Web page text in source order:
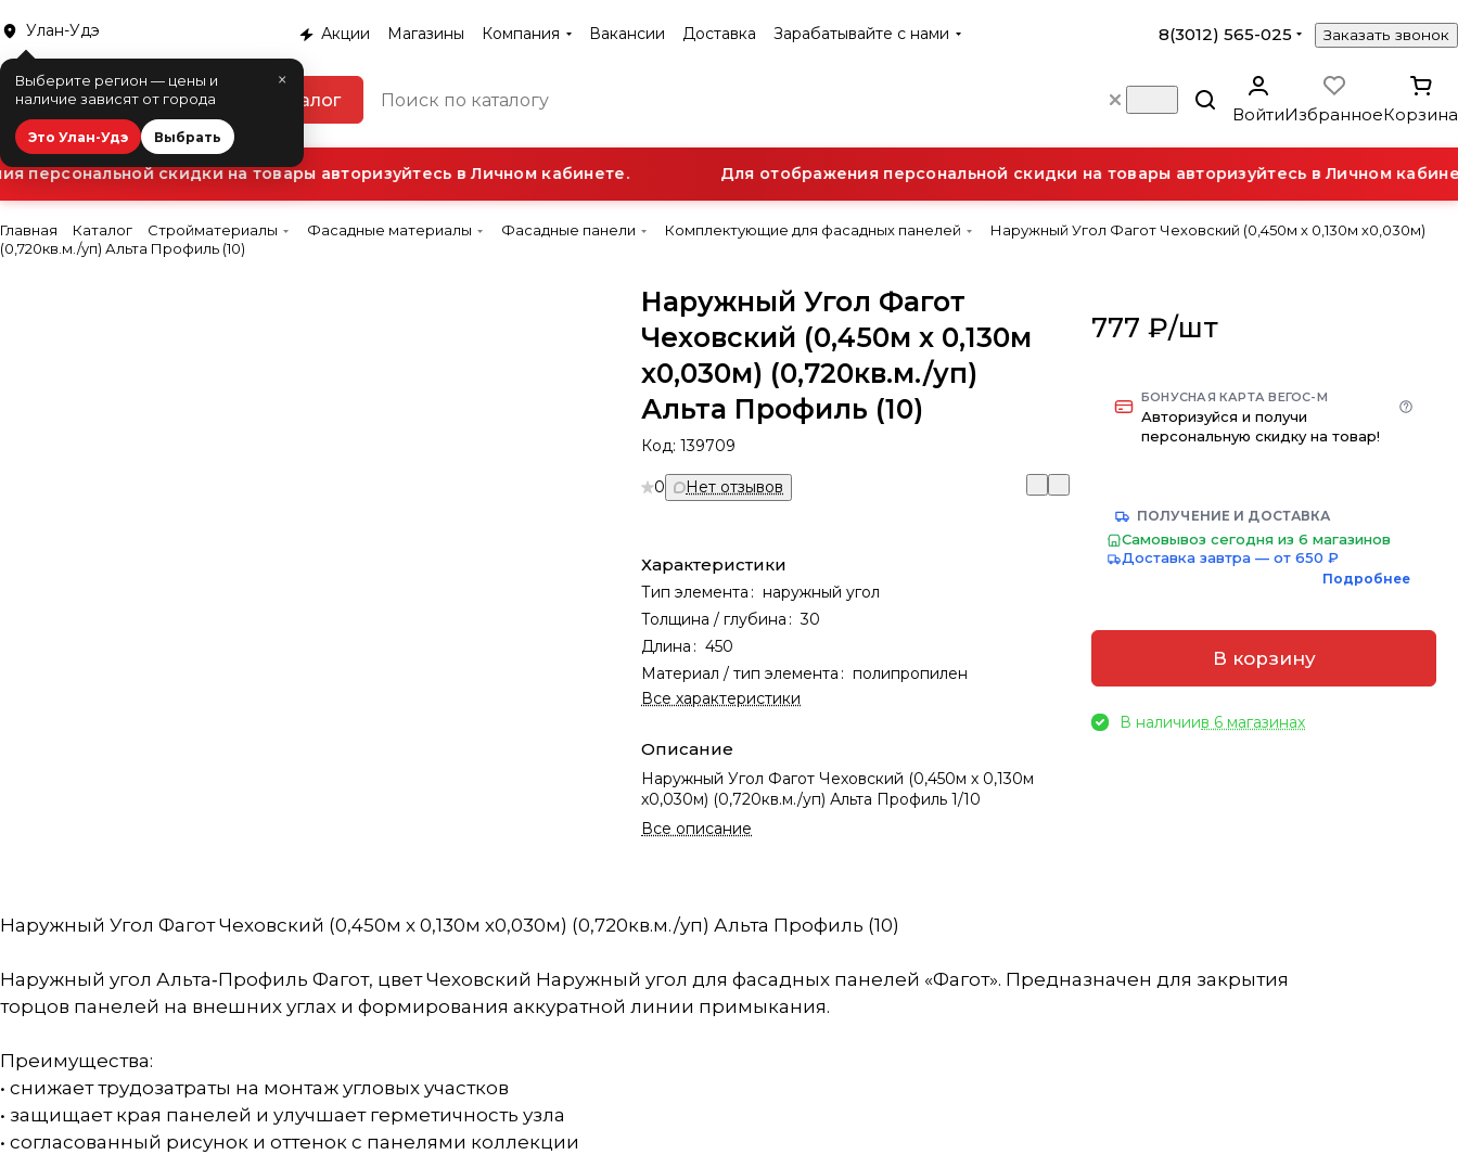
Улан-Удэ
×
Выберите регион — цены и
наличие зависят от города
Это Улан-Удэ Выбрать
Акции Магазины Компания Вакансии Доставка Зарабатывайте с нами 8(3012) 565-025 Заказать звонок
Каталог
ВойтиИзбранноеКорзина
персональной скидки на товары авторизуйтесь в Личном кабинете. Для отображения персональной скидки на товары авторизуйтесь в Личном
Главная Каталог Стройматериалы Фасадные материалы Фасадные панели Комплектующие для фасадных панелей
Наружный Угол Фагот Чеховский (0,450м х 0,130м х0,030м)
(0,720кв.м./уп) Альта Профиль (10)
Наружный Угол Фагот
Чеховский (0,450м х 0,130м
х0,030м) (0,720кв.м./уп)
Альта Профиль (10)
Код:139709
0 Нет отзывов
Характеристики
Тип элемента : наружный угол
Толщина / глубина : 30
Длина : 450
Материал / тип элемента : полипропилен
Все характеристики
Описание
Наружный Угол Фагот Чеховский (0,450м х 0,130м
х0,030м) (0,720кв.м./уп) Альта Профиль 1/10
Все описание
777 ₽/шт
БОНУСНАЯ КАРТА ВЕГОС-М
Авторизуйся и получи
персональную скидку на товар!
ПОЛУЧЕНИЕ И ДОСТАВКА
Самовывоз сегодня из 6 магазинов
Доставка завтра — от 650 ₽
Подробнее
В корзину
В наличиив 6 магазинах
Наружный Угол Фагот Чеховский (0,450м х 0,130м х0,030м) (0,720кв.м./уп) Альта Профиль (10)
Наружный угол Альта‑Профиль Фагот, цвет Чеховский Наружный угол для фасадных панелей «Фагот». Предназначен для закрытия
торцов панелей на внешних углах и формирования аккуратной линии примыкания.
Преимущества:
• снижает трудозатраты на монтаж угловых участков
• защищает края панелей и улучшает герметичность узла
• согласованный рисунок и оттенок с панелями коллекции